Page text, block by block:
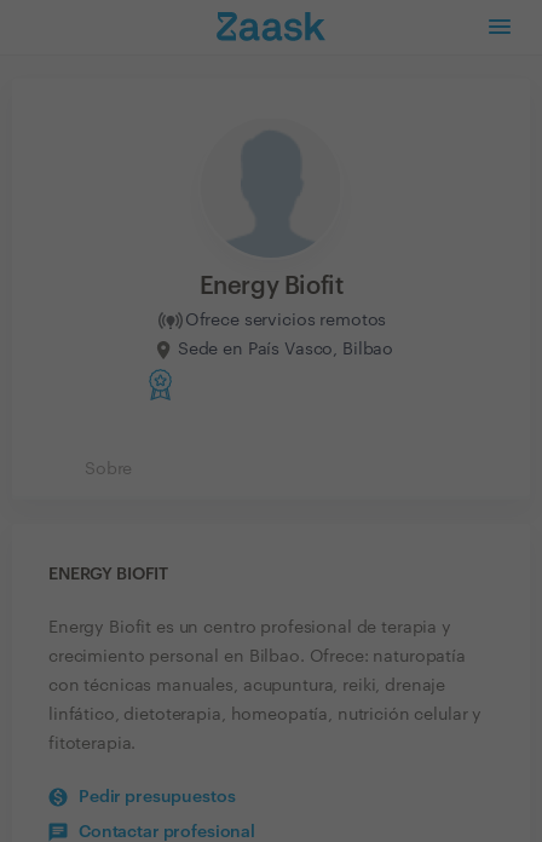
Energy Biofit
Ofrece servicios remotos
Sede en País Vasco, Bilbao
Sobre
ENERGY BIOFIT
Energy Biofit es un centro profesional de terapia y
crecimiento personal en Bilbao. Ofrece: naturopatía
con técnicas manuales, acupuntura, reiki, drenaje
linfático, dietoterapia, homeopatía, nutrición celular y
fitoterapia.
Pedir presupuestos
Contactar profesional